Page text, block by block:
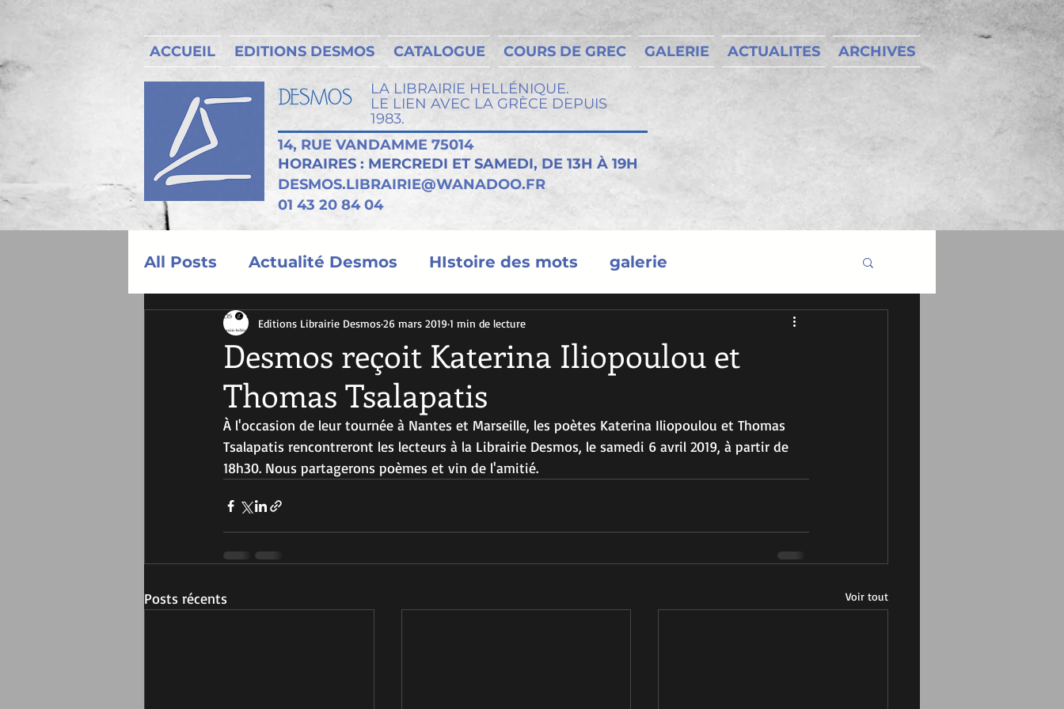
ACCUEIL EDITIONS DESMOS CATALOGUE COURS DE GREC GALERIE ACTUALITES ARCHIVES
LA LIBRAIRIE HELLÉNIQUE.
LE LIEN AVEC LA GRÈCE DEPUIS
1983.
14, RUE VANDAMME 75014
HORAIRES : MERCREDI ET SAMEDI, DE 13H À 19H
DESMOS.LIBRAIRIE@WANADOO.FR
01 43 20 84 04
All Posts Actualité Desmos HIstoire des mots galerie
Desmos reçoit Katerina Iliopoulou et
Thomas Tsalapatis
Editions Librairie Desmos26 mars 2019 1 min de lecture
À l'occasion de leur tournée à Nantes et Marseille, les poètes Katerina Iliopoulou et Thomas
Tsalapatis rencontreront les lecteurs à la Librairie Desmos, le samedi 6 avril 2019, à partir de
18h30. Nous partagerons poèmes et vin de l'amitié.
Posts récents Voir tout